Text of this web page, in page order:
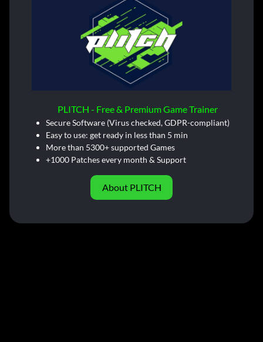
PLITCH - Free & Premium Game Trainer
Secure Software (Virus checked, GDPR-compliant)
Easy to use: get ready in less than 5 min
More than 5300+ supported Games
+1000 Patches every month & Support
About PLITCH